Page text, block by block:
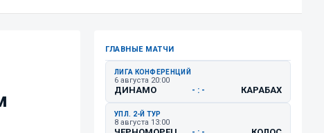
ГЛАВНЫЕ МАТЧИ
ЛИГА КОНФЕРЕНЦИЙ
6 августа 20:00
ДИНАМО - : - КАРАБАХ
УПЛ. 2-Й ТУР
8 августа 13:00